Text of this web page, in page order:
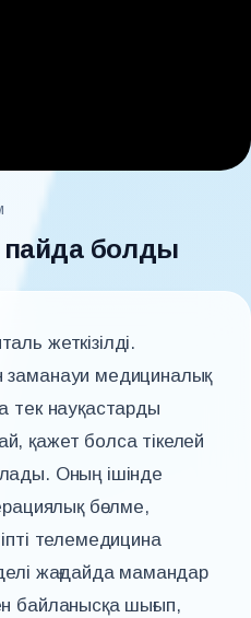
пайда болды
жеткізілді.
заманауи медициналық
тек науқастарды
қажет болса тікелей
Оның ішінде
бөлме,
телемедицина
жағдайда мамандар
байланысқа шығып,